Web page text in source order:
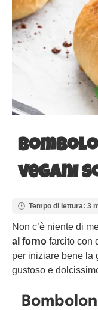
vegani
Tempo di lettura: 3
Non c’è niente di
al forno farcito con
per iniziare bene la
gustoso e